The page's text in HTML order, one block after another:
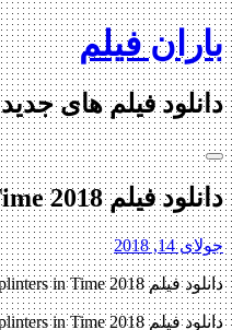
Skip
to
content
باران فیلم
دانلود فیلم های جدید
دانلود فیلم 7Splinters in Time 2018
جولای 14, 2018
دانلود فیلم 7Splinters in Time 2018